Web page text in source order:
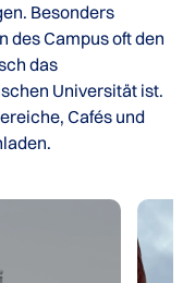
Besonders
des Campus oft den
das
Universität ist.
Cafés und